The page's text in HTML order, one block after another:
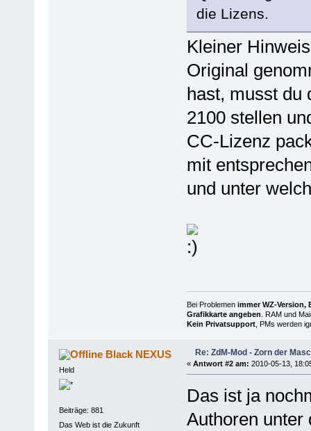
die Lizens.
Kleiner
Original
hast, musst du
2100 stellen
CC-Lizenz
mit
und unter
Bei Problemen immer WZ-Version,
Grafikkarte angeben . RAM und
Kein Privatsupport, PMs werden
Black NEXUS
Held
Beiträge: 881
Das Web ist die Zukunft
Re: ZdM-Mod - Zorn der
« Antwort #2 am: 2010-05-13,
Das ist ja
Authoren unter